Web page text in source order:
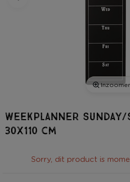
Weekplanner
30x110 cm
Sorry, dit product is